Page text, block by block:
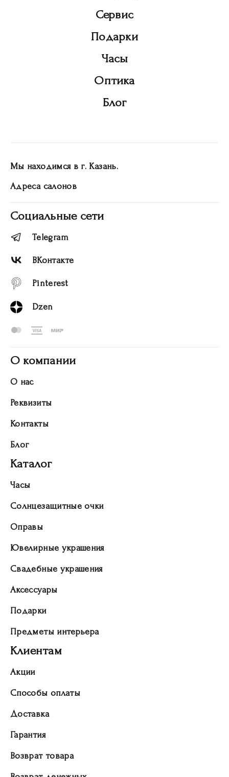
Сервис
Подарки
Часы
Оптика
Блог
Мы находимся в г. Казань.
Адреса салонов
Социальные сети
Telegram
ВКонтакте
Pinterest
Dzen
О компании
О нас
Реквизиты
Контакты
Блог
Каталог
Часы
Солнцезащитные очки
Оправы
Ювелирные украшения
Свадебные украшения
Аксессуары
Подарки
Предметы интерьера
Клиентам
Акции
Способы оплаты
Доставка
Гарантия
Возврат товара